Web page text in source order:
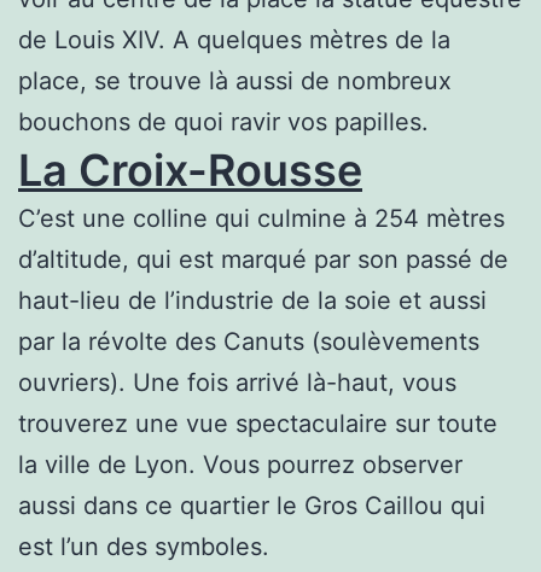
de Louis XIV. A quelques mètres de la
place, se trouve là aussi de nombreux
bouchons de quoi ravir vos papilles.
La Croix-Rousse
C’est une colline qui culmine à 254 mètres
d’altitude, qui est marqué par son passé de
haut-lieu de l’industrie de la soie et aussi
par la révolte des Canuts (soulèvements
ouvriers). Une fois arrivé là-haut, vous
trouverez une vue spectaculaire sur toute
la ville de Lyon. Vous pourrez observer
aussi dans ce quartier le Gros Caillou qui
est l’un des symboles.